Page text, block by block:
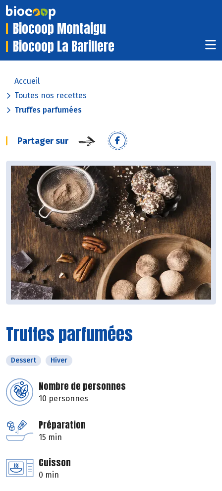
Biocoop Montaigu
Biocoop La Barillere
Accueil
Toutes nos recettes
Truffes parfumées
Partager sur
Truffes parfumées
Dessert Hiver
Nombre de personnes
10 personnes
Préparation
15 min
Cuisson
0 min